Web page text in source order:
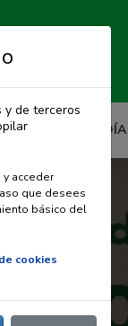
AL DÍA
y de terceros
acceder
que desees
básico del
cookies